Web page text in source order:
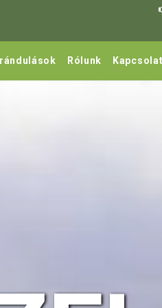
Rólunk Kapcsolat